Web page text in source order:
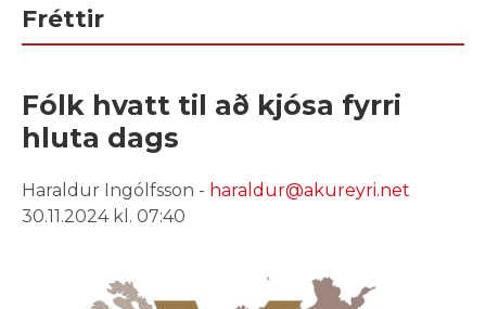
Fréttir
Fólk hvatt til að kjósa fyrri
hluta dags
Haraldur Ingólfsson - haraldur@akureyri.net
30.11.2024 kl. 07:40